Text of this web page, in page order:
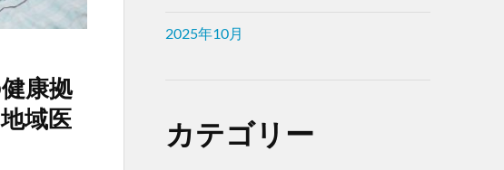
康拠
域医
2025年10月
カテゴリー